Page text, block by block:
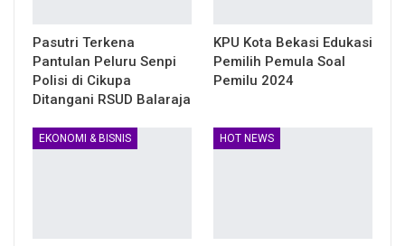
Pasutri Terkena
Pantulan Peluru Senpi
Polisi di Cikupa
Ditangani RSUD Balaraja
KPU Kota Bekasi Edukasi
Pemilih Pemula Soal
Pemilu 2024
EKONOMI & BISNIS HOT NEWS